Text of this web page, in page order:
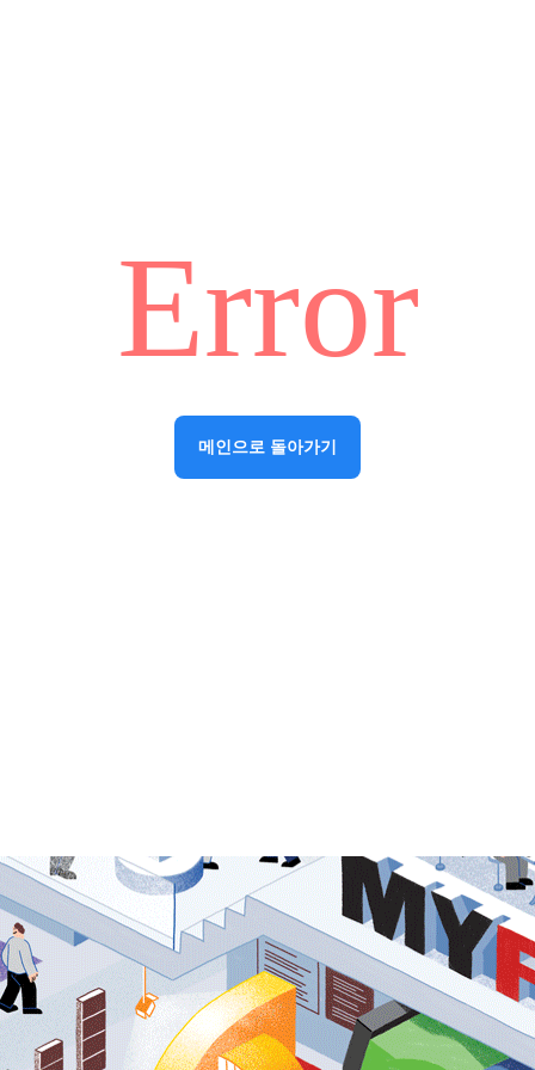
Error
메인으로 돌아가기